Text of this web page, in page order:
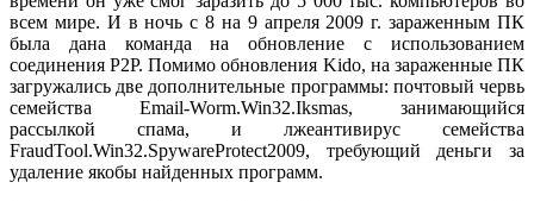
всем мире. И в ночь с 8 на 9 апреля 2009 г. зараженным ПК
была дана команда на обновление с использованием
соединения Р2Р. Помимо обновления Kido, на зараженные ПК
загружались две дополнительные программы: почтовый червь
семейства Email-Worm.Win32.Iksmas, занимающийся
рассылкой спама, и лжеантивирус семейства
FraudTool.Win32.SpywareProtect2009, требующий деньги за
удаление якобы найденных программ.